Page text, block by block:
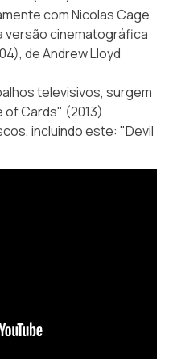
com Nicolas Cage
versão cinematográfica
de Andrew Lloyd
televisivos, surgem
Cards" (2013).
incluindo este: "Devil